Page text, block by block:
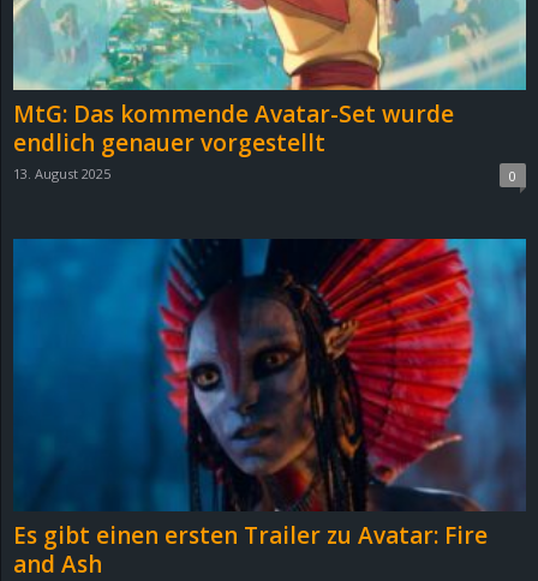
MtG: Das kommende Avatar-Set wurde
endlich genauer vorgestellt
13. August 2025 0
Es gibt einen ersten Trailer zu Avatar: Fire
and Ash